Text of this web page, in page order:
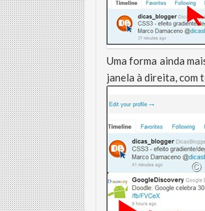
Uma forma ainda
janela à direita, com